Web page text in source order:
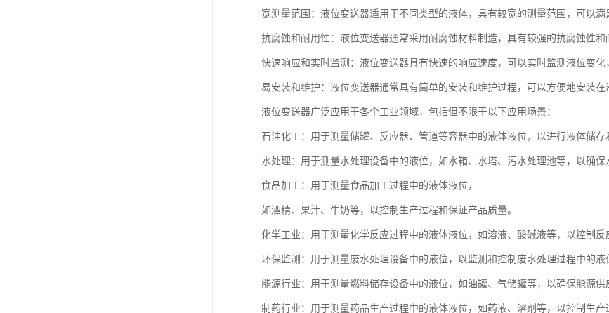
宽测量范围：液位变送器适用于不同类型的液体，具有较宽的测量范围，可以满
抗腐蚀和耐用性：液位变送器通常采用耐腐蚀材料制造，具有较强的抗腐蚀性和
快速响应和实时监测：液位变送器具有快速的响应速度，可以实时监测液位变化
易安装和维护：液位变送器通常具有简单的安装和维护过程，可以方便地安装在
液位变送器广泛应用于各个工业领域，包括但不限于以下应用场景：
石油化工：用于测量储罐、反应器、管道等容器中的液体液位，以进行液体储存
水处理：用于测量水处理设备中的液位，如水箱、水塔、污水处理池等，以确保
食品加工：用于测量食品加工过程中的液体液位，
如酒精、果汁、牛奶等，以控制生产过程和保证产品质量。
化学工业：用于测量化学反应过程中的液体液位，如溶液、酸碱液等，以控制反
环保监测：用于测量废水处理设备中的液位，以监测和控制废水处理过程中的液
能源行业：用于测量燃料储存设备中的液位，如油罐、气储罐等，以确保能源供
制药行业：用于测量药品生产过程中的液体液位，如药液、溶剂等，以控制生产